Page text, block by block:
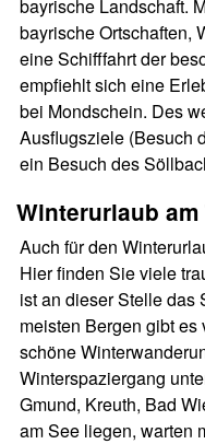
bayrische Landschaft.
bayrische Ortschaften,
eine Schifffahrt der
empfiehlt sich eine
bei Mondschein. Des
Ausflugsziele (Besuch
ein Besuch des
Winterurlaub am
Auch für den
Hier finden Sie viele
ist an dieser Stelle das
meisten Bergen gibt
schöne
Winterspaziergang
Gmund, Kreuth, Bad
am See liegen, warten